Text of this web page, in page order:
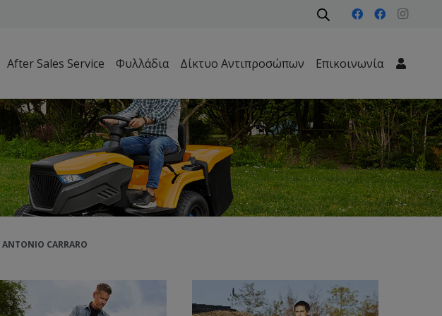
After Sales Service Φυλλάδια Δίκτυο Αντιπροσώπων Επικοινωνία
ANTONIO CARRARO